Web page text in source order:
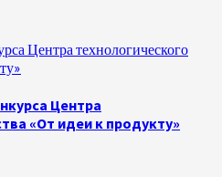
Центра технологического
Центра
«От идеи к продукту»